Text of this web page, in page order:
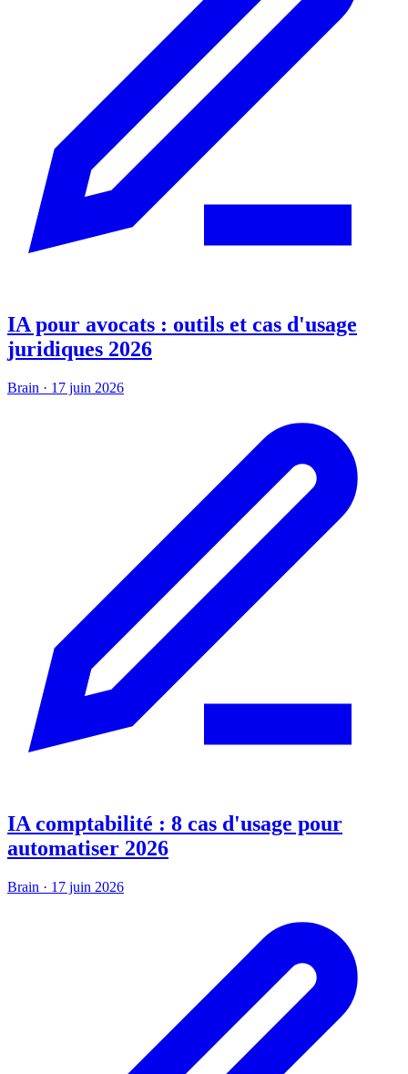
IA pour avocats : outils et cas d'usage
juridiques 2026
Brain · 17 juin 2026
IA comptabilité : 8 cas d'usage pour
automatiser 2026
Brain · 17 juin 2026